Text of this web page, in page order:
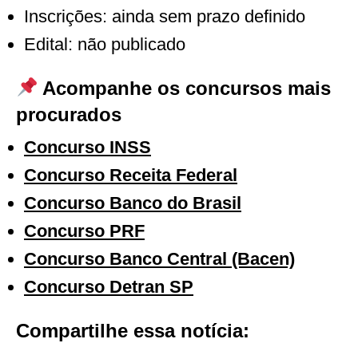
Inscrições: ainda sem prazo definido
Edital: não publicado
Acompanhe os concursos mais
procurados
Concurso INSS
Concurso Receita Federal
Concurso Banco do Brasil
Concurso PRF
Concurso Banco Central (Bacen)
Concurso Detran SP
Compartilhe essa notícia: